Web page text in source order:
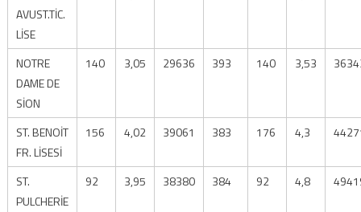
AVUST.TİC.
LİSE
NOTRE
DAME DE
SİON
140 3,05 29636 393 140 3,53
ST. BENOİT
FR. LİSESİ
156 4,02 39061 383 176 4,3
ST.
PULCHERİE
92 3,95 38380 384 92 4,8